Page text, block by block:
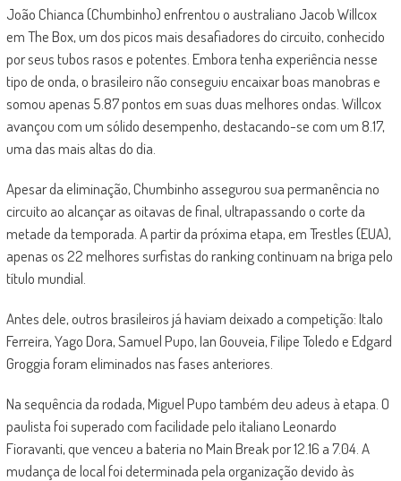
João Chianca (Chumbinho) enfrentou o australiano Jacob Willcox
em The Box, um dos picos mais desafiadores do circuito, conhecido
por seus tubos rasos e potentes. Embora tenha experiência nesse
tipo de onda, o brasileiro não conseguiu encaixar boas manobras e
somou apenas 5.87 pontos em suas duas melhores ondas. Willcox
avançou com um sólido desempenho, destacando-se com um 8.17,
uma das mais altas do dia.
Apesar da eliminação, Chumbinho assegurou sua permanência no
circuito ao alcançar as oitavas de final, ultrapassando o corte da
metade da temporada. A partir da próxima etapa, em Trestles (EUA),
apenas os 22 melhores surfistas do ranking continuam na briga pelo
título mundial.
Antes dele, outros brasileiros já haviam deixado a competição: Italo
Ferreira, Yago Dora, Samuel Pupo, Ian Gouveia, Filipe Toledo e Edgard
Groggia foram eliminados nas fases anteriores.
Na sequência da rodada, Miguel Pupo também deu adeus à etapa. O
paulista foi superado com facilidade pelo italiano Leonardo
Fioravanti, que venceu a bateria no Main Break por 12.16 a 7.04. A
mudança de local foi determinada pela organização devido às